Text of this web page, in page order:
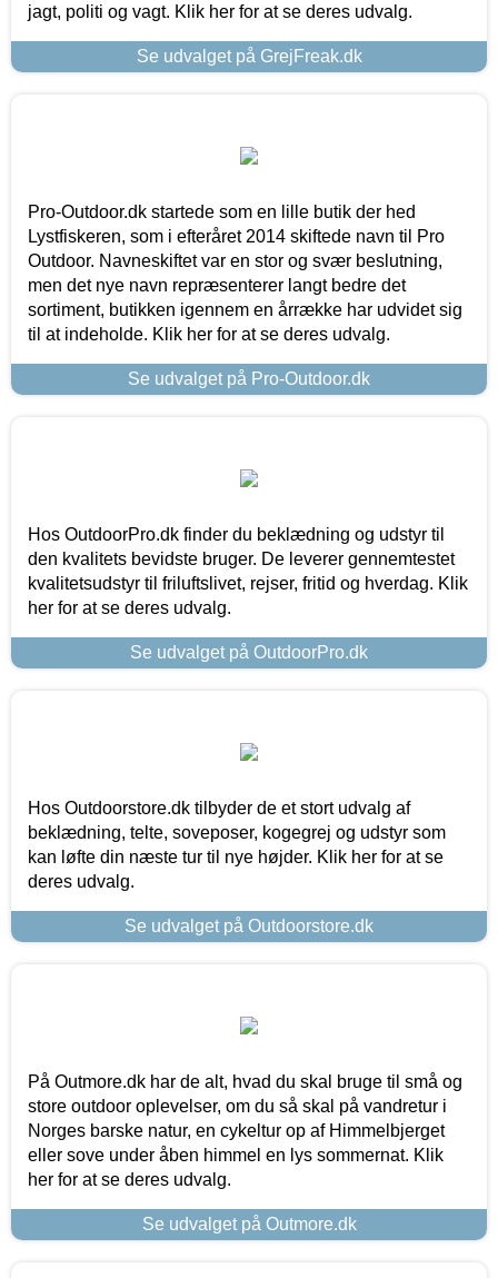
jagt, politi og vagt. Klik her for at se deres udvalg.
Se udvalget på GrejFreak.dk
Pro-Outdoor.dk startede som en lille butik der hed
Lystfiskeren, som i efteråret 2014 skiftede navn til Pro
Outdoor. Navneskiftet var en stor og svær beslutning,
men det nye navn repræsenterer langt bedre det
sortiment, butikken igennem en årrække har udvidet sig
til at indeholde. Klik her for at se deres udvalg.
Se udvalget på Pro-Outdoor.dk
Hos OutdoorPro.dk finder du beklædning og udstyr til
den kvalitets bevidste bruger. De leverer gennemtestet
kvalitetsudstyr til friluftslivet, rejser, fritid og hverdag. Klik
her for at se deres udvalg.
Se udvalget på OutdoorPro.dk
Hos Outdoorstore.dk tilbyder de et stort udvalg af
beklædning, telte, soveposer, kogegrej og udstyr som
kan løfte din næste tur til nye højder. Klik her for at se
deres udvalg.
Se udvalget på Outdoorstore.dk
På Outmore.dk har de alt, hvad du skal bruge til små og
store outdoor oplevelser, om du så skal på vandretur i
Norges barske natur, en cykeltur op af Himmelbjerget
eller sove under åben himmel en lys sommernat. Klik
her for at se deres udvalg.
Se udvalget på Outmore.dk